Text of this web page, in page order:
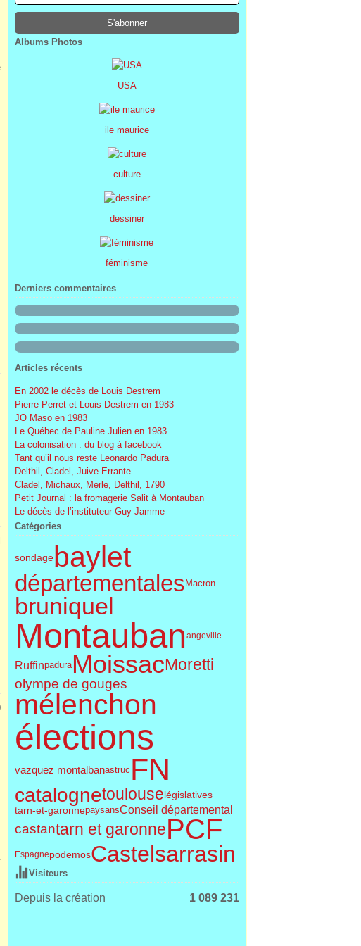
Janvier(68)
Février(7)
Janvier(2)
Albums Photos
USA
ile maurice
culture
dessiner
féminisme
Derniers commentaires
Articles récents
En 2002 le décès de Louis Destrem
Pierre Perret et Louis Destrem en 1983
JO Maso en 1983
Le Québec de Pauline Julien en 1983
La colonisation : du blog à facebook
Tant qu’il nous reste Leonardo Padura
Delthil, Cladel, Juive-Errante
Cladel, Michaux, Merle, Delthil, 1790
Petit Journal : la fromagerie Salit à Montauban
Le décès de l’instituteur Guy Jamme
Catégories
sondagebaylet
départementales Macron
bruniquel
Montauban angeville
RuffinpaduraMoissacMoretti
olympe de gouges
mélenchon
élections
vazquez montalbanastruc FN
catalognetoulouselégislatives
tarn-et-garonnepaysansConseil départemental
castantarn et garonnePCF
EspagnepodemosCastelsarrasin
Visiteurs
Depuis la création 1 089 231